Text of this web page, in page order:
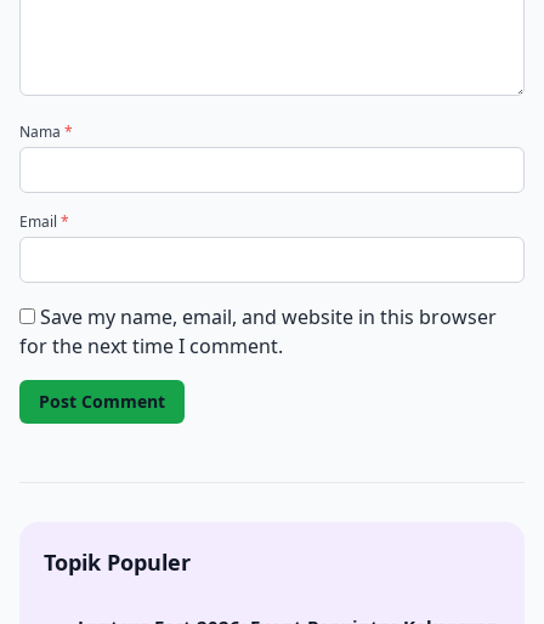
Nama *
Email *
Save my name, email, and website in this browser
for the next time I comment.
Topik Populer